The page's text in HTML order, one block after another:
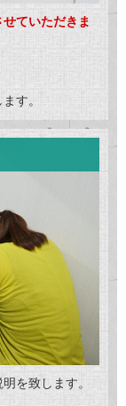
ていただきま
す。
を致します。